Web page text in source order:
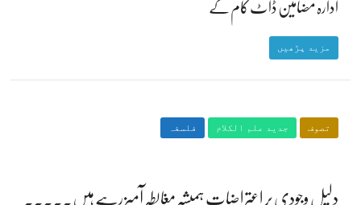
ادارہ مضامین ڈاٹ کام کے
مزید پڑھیں
تصوف جدید علم الکلام فلسفہ
دلیلِ وجودی پر اعتراضات ہمیشہ مغالطہ آمیز رہے ہیں۔۔۔۔۔